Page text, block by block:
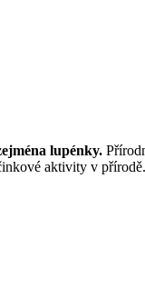
lupénky.
aktivity v přírodě.